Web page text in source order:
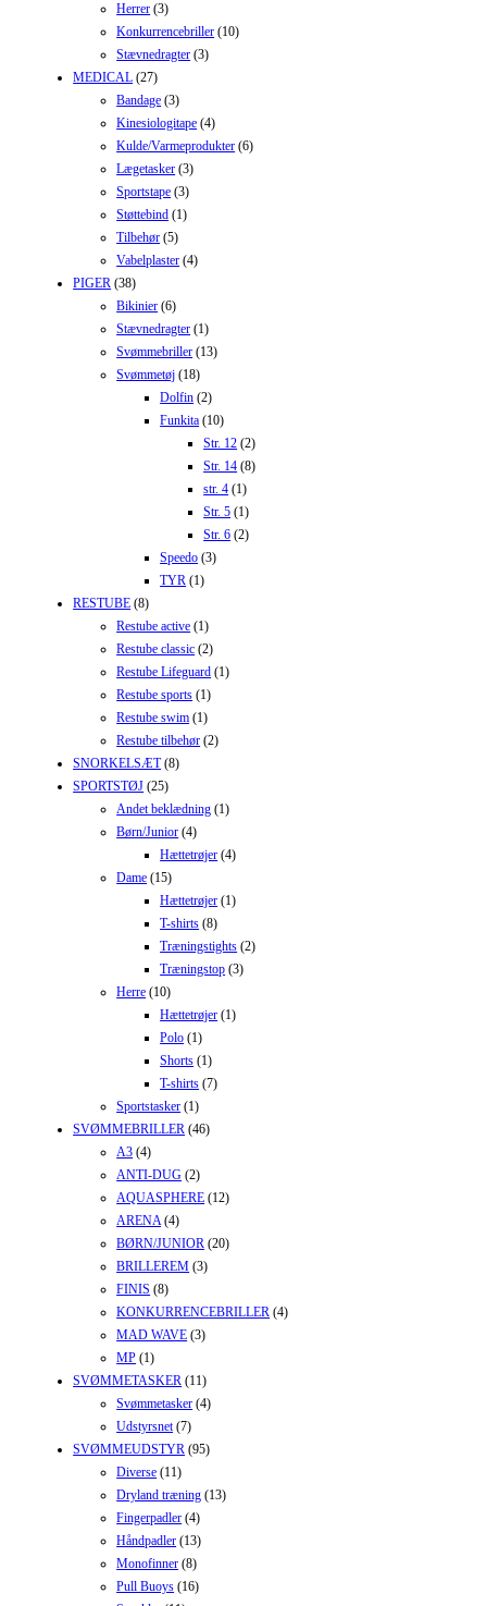
Herrer (3)
Konkurrencebriller (10)
Stævnedragter (3)
MEDICAL (27)
Bandage (3)
Kinesiologitape (4)
Kulde/Varmeprodukter (6)
Lægetasker (3)
Sportstape (3)
Støttebind (1)
Tilbehør (5)
Vabelplaster (4)
PIGER (38)
Bikinier (6)
Stævnedragter (1)
Svømmebriller (13)
Svømmetøj (18)
Dolfin (2)
Funkita (10)
Str. 12 (2)
Str. 14 (8)
str. 4 (1)
Str. 5 (1)
Str. 6 (2)
Speedo (3)
TYR (1)
RESTUBE (8)
Restube active (1)
Restube classic (2)
Restube Lifeguard (1)
Restube sports (1)
Restube swim (1)
Restube tilbehør (2)
SNORKELSÆT (8)
SPORTSTØJ (25)
Andet beklædning (1)
Børn/Junior (4)
Hættetrøjer (4)
Dame (15)
Hættetrøjer (1)
T-shirts (8)
Træningstights (2)
Træningstop (3)
Herre (10)
Hættetrøjer (1)
Polo (1)
Shorts (1)
T-shirts (7)
Sportstasker (1)
SVØMMEBRILLER (46)
A3 (4)
ANTI-DUG (2)
AQUASPHERE (12)
ARENA (4)
BØRN/JUNIOR (20)
BRILLEREM (3)
FINIS (8)
KONKURRENCEBRILLER (4)
MAD WAVE (3)
MP (1)
SVØMMETASKER (11)
Svømmetasker (4)
Udstyrsnet (7)
SVØMMEUDSTYR (95)
Diverse (11)
Dryland træning (13)
Fingerpadler (4)
Håndpadler (13)
Monofinner (8)
Pull Buoys (16)